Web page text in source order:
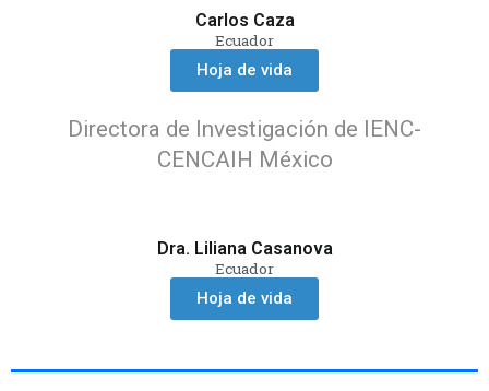
Carlos Caza
Ecuador
Hoja de vida
Directora de Investigación de IENC-
CENCAIH México
Dra. Liliana Casanova
Ecuador
Hoja de vida